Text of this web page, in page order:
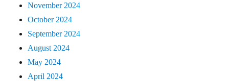
November 2024
October 2024
September 2024
August 2024
May 2024
April 2024